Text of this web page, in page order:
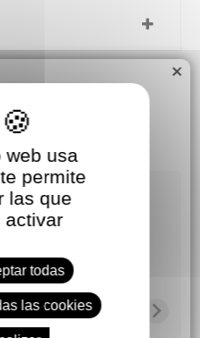
×
web usa
permite
las que
activar
todas
las cookies